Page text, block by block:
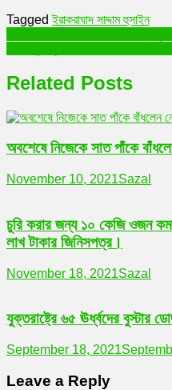
Taggedইরাকরাঘাদ সাদ্দাম হুসাইন
Post
navigation
Related Posts
অবশেষে নিজেকে সাত পাঁকে
November 10, 2021Sazal
চুরি করার জন্য ১০ কেজি ওজন
লাখ টাকার জিনিসপত্র।
November 18, 2021Sazal
যুক্তরাষ্ট্রে ৬৫ ঊর্ধ্বদের বুস্টার
September 18, 2021
Leave a Reply